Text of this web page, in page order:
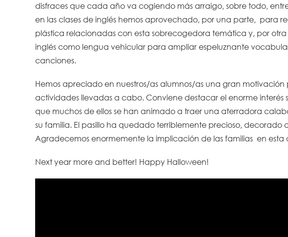
disfraces que cada año va cogiendo más arraigo, sobre todo,
en las clases de inglés hemos aprovechado, por una parte, para
plástica relacionadas con esta sobrecogedora temática y, por
inglés como lengua vehicular para ampliar espeluznante
canciones.
Hemos apreciado en nuestros/as alumnos/as una gran
actividades llevadas a cabo. Conviene destacar el enorme interés
que muchos de ellos se han animado a traer una aterradora
su familia. El pasillo ha quedado terriblemente precioso, decorado
Agradecemos enormemente la implicación de las familias en esta
Next year more and better! Happy Halloween!